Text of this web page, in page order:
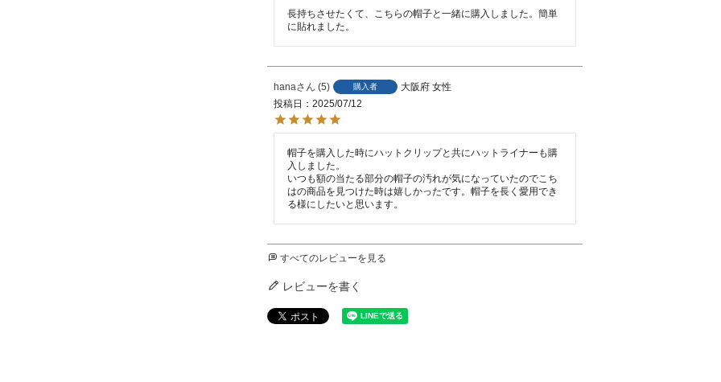
長持ちさせたくて、こちらの帽子と一緒に購入しました。簡単
に貼れました。
hana 5 購入者 大阪府 女性
投稿日
2025/07/12
帽子を購入した時にハットクリップと共にハットライナーも購
入しました。
いつも額の当たる部分の帽子の汚れが気になっていたのでこち
はの商品を見つけた時は嬉しかったです。帽子を長く愛用でき
る様にしたいと思います。
すべてのレビューを見る
レビューを書く